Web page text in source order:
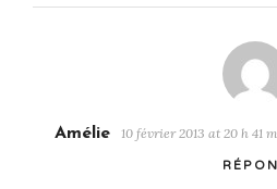
Amélie 10 février 2013 at 20 h 41